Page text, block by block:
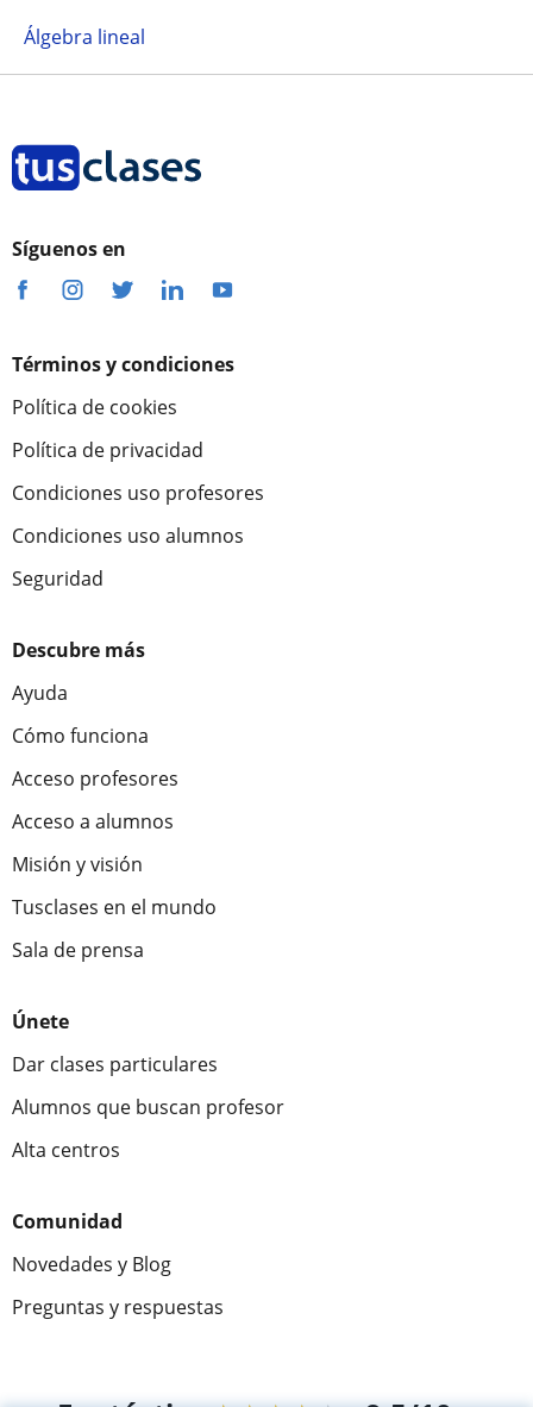
Álgebra lineal
Síguenos en
Términos y condiciones
Política de cookies
Política de privacidad
Condiciones uso profesores
Condiciones uso alumnos
Seguridad
Descubre más
Ayuda
Cómo funciona
Acceso profesores
Acceso a alumnos
Misión y visión
Tusclases en el mundo
Sala de prensa
Únete
Dar clases particulares
Alumnos que buscan profesor
Alta centros
Comunidad
Novedades y Blog
Preguntas y respuestas